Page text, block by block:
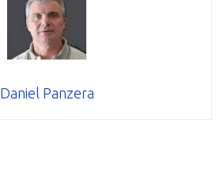
Daniel Panzera